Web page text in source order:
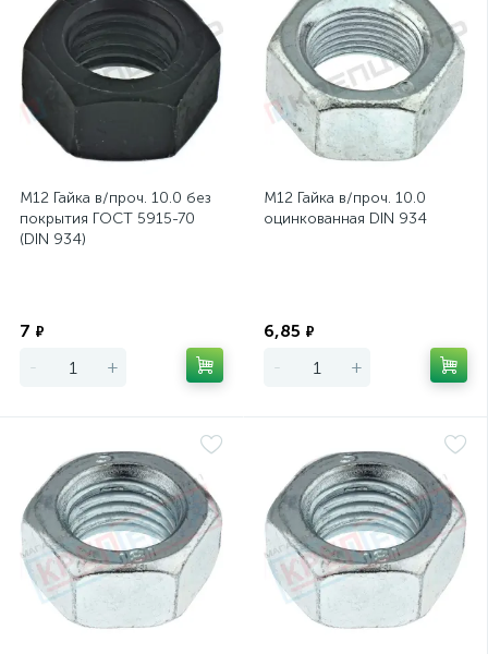
М12 Гайка в/проч. 10.0 без
покрытия ГОСТ 5915-70
(DIN 934)
7 ₽
- +
М12 Гайка в/проч. 10.0
оцинкованная DIN 934
6,85 ₽
- +